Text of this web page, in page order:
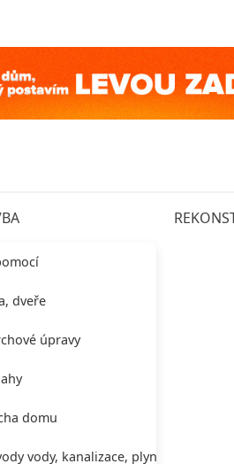
dveře
úpravy
domu
vody, kanalizace, plynu,